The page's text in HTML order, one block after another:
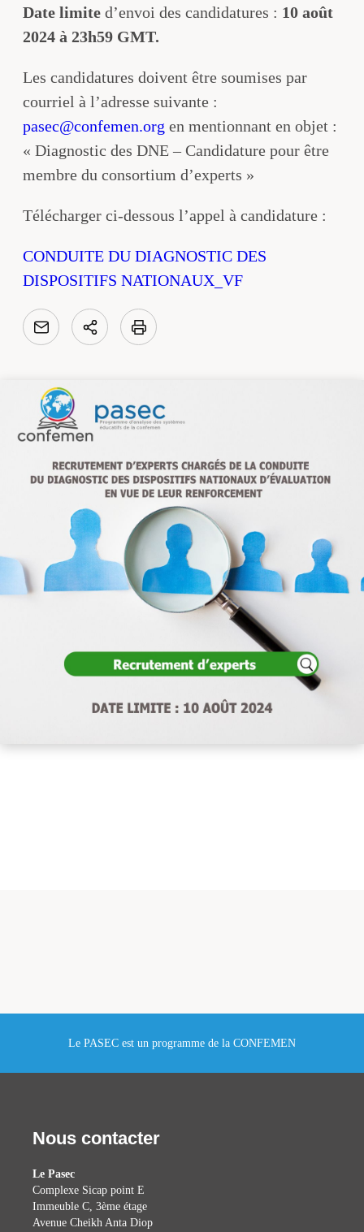
Date limite d’envoi des candidatures : 10 août
2024 à 23h59 GMT.
Les candidatures doivent être soumises par
courriel à l’adresse suivante :
pasec@confemen.org en mentionnant en objet :
« Diagnostic des DNE – Candidature pour être
membre du consortium d’experts »
Télécharger ci-dessous l’appel à candidature :
CONDUITE DU DIAGNOSTIC DES
DISPOSITIFS NATIONAUX_VF
Le PASEC est un programme de la CONFEMEN
Nous contacter
Le Pasec
Complexe Sicap point E
Immeuble C, 3ème étage
Avenue Cheikh Anta Diop